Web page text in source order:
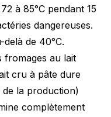
à 85°C pendant 15
dangereuses.
de 40°C.
fromages au lait
cru à pâte dure
de la production)
complètement